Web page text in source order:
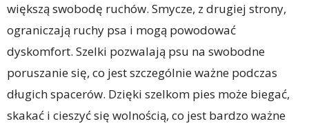
większą swobodę ruchów. Smycze, z drugiej strony,
ograniczają ruchy psa i mogą powodować
dyskomfort. Szelki pozwalają psu na swobodne
poruszanie się, co jest szczególnie ważne podczas
długich spacerów. Dzięki szelkom pies może biegać,
skakać i cieszyć się wolnością, co jest bardzo ważne